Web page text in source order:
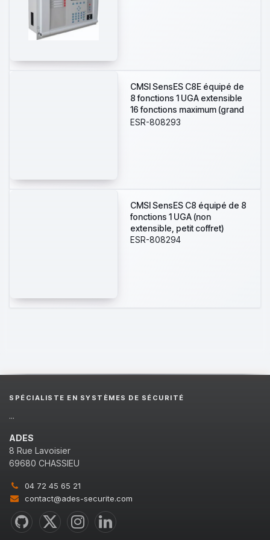
CMSI SensES C8E équipé de
8 fonctions 1 UGA extensible
16 fonctions maximum (grand
coffret)
ESR-808293
CMSI SensES C8 équipé de 8
fonctions 1 UGA (non
extensible, petit coffret)
ESR-808294
SPÉCIALISTE EN SYSTÈMES DE SÉCURITÉ
...
ADES
8 Rue Lavoisier
69680 CHASSIEU
04 72 45 65 21
contact@ades-securite.com